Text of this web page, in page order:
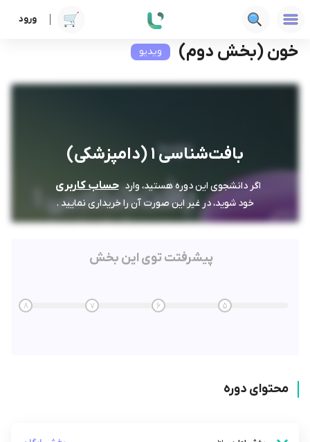
ورود دوره ها علوم پزشکی خون (بخش دوم)
خون (بخش دوم) ویدیو
بافت‌شناسی 1 (دامپزشکی)
اگر دانشجوی این دوره هستید، وارد حساب کاربری
خود شوید، در غیر این صورت آن را خریداری نمایید .
پیشرفتت توی این بخش
5
6
7
8
محتوای دوره